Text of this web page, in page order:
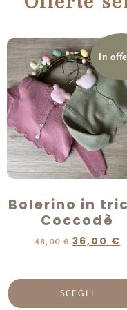
In
Bolerino in
Coccodè
48,00€ 36,00 €
SCEGLI